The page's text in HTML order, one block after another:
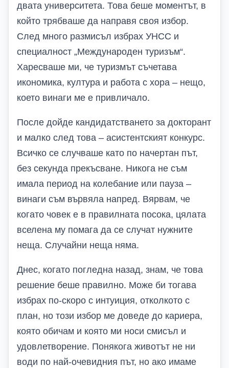
двата университета. Това беше моментът, в
който трябваше да направя своя избор.
След много размисъл избрах УНСС и
специалност „Международен туризъм“.
Харесваше ми, че туризмът съчетава
икономика, култура и работа с хора – нещо,
което винаги ме е привличало.
После дойде кандидатстването за докторант
и малко след това – асистентският конкурс.
Всичко се случваше като по начертан път,
без секунда прекъсване. Никога не съм
имала период на колебание или пауза –
винаги съм вървяла напред. Вярвам, че
когато човек е в правилната посока, цялата
вселена му помага да се случат нужните
неща. Случайни неща няма.
Днес, когато погледна назад, знам, че това
решение беше правилно. Може би тогава
избрах по-скоро с интуиция, отколкото с
план, но този избор ме доведе до кариера,
която обичам и която ми носи смисъл и
удовлетворение. Понякога животът не ни
води по най-очевидния път, но ако имаме